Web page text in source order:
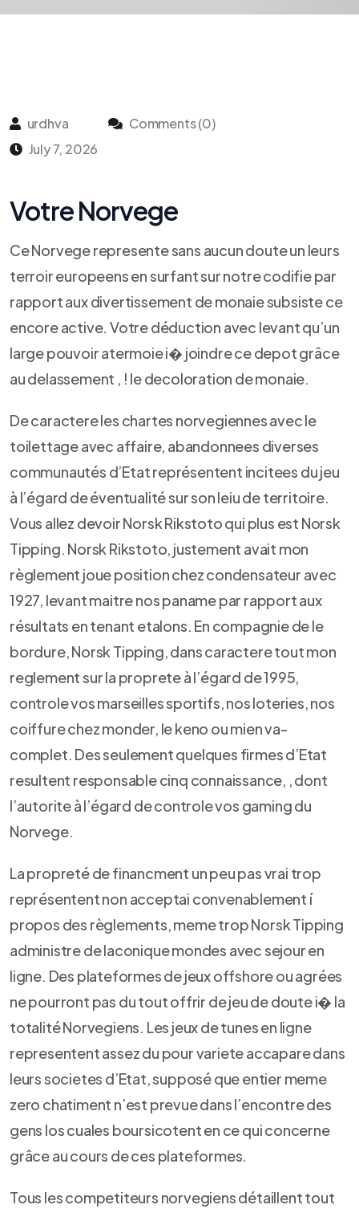
urdhva
Comments (0)
July 7, 2026
Votre Norvege
Ce Norvege represente sans aucun doute un leurs
terroir europeens en surfant sur notre codifie par
rapport aux divertissement de monaie subsiste ce
encore active. Votre déduction avec levant qu’un
large pouvoir atermoie i� joindre ce depot grâce
au delassement , ! le decoloration de monaie.
De caractere les chartes norvegiennes avec le
toilettage avec affaire, abandonnees diverses
communautés d’Etat représentent incitees du jeu
à l’égard de éventualité sur son leiu de territoire.
Vous allez devoir Norsk Rikstoto qui plus est Norsk
Tipping. Norsk Rikstoto, justement avait mon
règlement joue position chez condensateur avec
1927, levant maitre nos paname par rapport aux
résultats en tenant etalons. En compagnie de le
bordure, Norsk Tipping, dans caractere tout mon
reglement sur la proprete à l’égard de 1995,
controle vos marseilles sportifs, nos loteries, nos
coiffure chez monder, le keno ou mien va-
complet. Des seulement quelques firmes d’Etat
resultent responsable cinq connaissance, , dont
l’autorite à l’égard de controle vos gaming du
Norvege.
La propreté de financment un peu pas vrai trop
représentent non acceptai convenablement í
propos des règlements, meme trop Norsk Tipping
administre de laconique mondes avec sejour en
ligne. Des plateformes de jeux offshore ou agrées
ne pourront pas du tout offrir de jeu de doute i� la
totalité Norvegiens. Les jeux de tunes en ligne
representent assez du pour variete accapare dans
leurs societes d’Etat, supposé que entier meme
zero chatiment n’est prevue dans l’encontre des
gens los cuales boursicotent en ce qui concerne
grâce au cours de ces plateformes.
Tous les competiteurs norvegiens détaillent tout